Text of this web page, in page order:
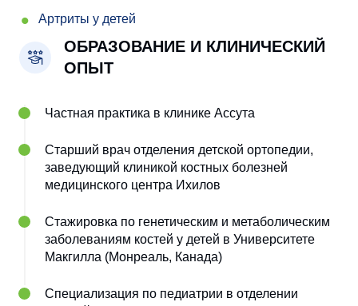
Артриты у детей
ОБРАЗОВАНИЕ И КЛИНИЧЕСКИЙ
ОПЫТ
Частная практика в клинике Ассута
Старший врач отделения детской ортопедии,
заведующий клиникой костных болезней
медицинского центра Ихилов
Стажировка по генетическим и метаболическим
заболеваниям костей у детей в Университете
Макгилла (Монреаль, Канада)
Специализация по педиатрии в отделении